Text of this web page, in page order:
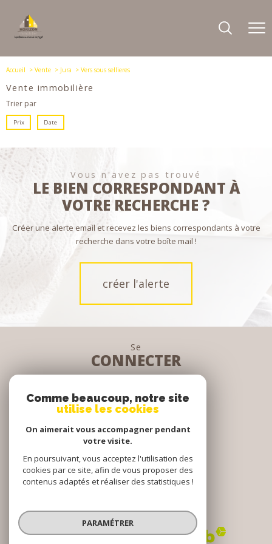
Accueil Vente Jura Vers sous sellieres
Vente immobilière
Trier par
Prix Date
Vous n'avez pas trouvé
LE BIEN CORRESPONDANT À
VOTRE RECHERCHE ?
Créer une alerte email et recevez les biens correspondants à votre
recherche dans votre boîte mail !
créer l'alerte
Se
CONNECTER
SUIVRE
ADHÉRONS
Comme beaucoup, notre site
utilise les cookies
On aimerait vous accompagner pendant
votre visite.
En poursuivant, vous acceptez l'utilisation des
cookies par ce site, afin de vous proposer des
contenus adaptés et réaliser des statistiques !
PARAMÉTRER